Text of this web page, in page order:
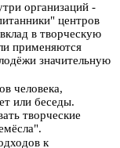
организаций -
центров
в творческую
применяются
значительную
человека,
или беседы.
творческие
к